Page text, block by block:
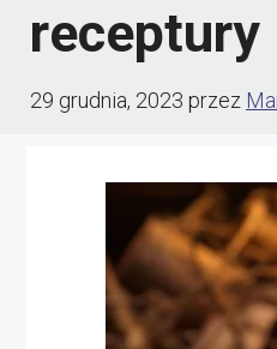
receptury
29 grudnia, 2023 przez